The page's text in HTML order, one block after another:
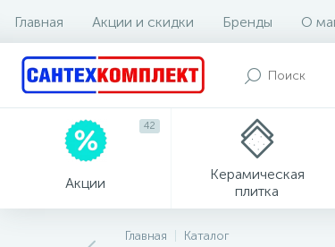
Главная Акции и скидки Бренды О
Акции
42
Керамическая
плитка
Главная Каталог